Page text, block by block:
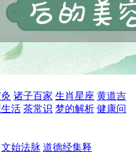
诸子百家 生肖星座 黄道吉
活 茶常识 梦的解析 健康问
文始法脉 道德经集释